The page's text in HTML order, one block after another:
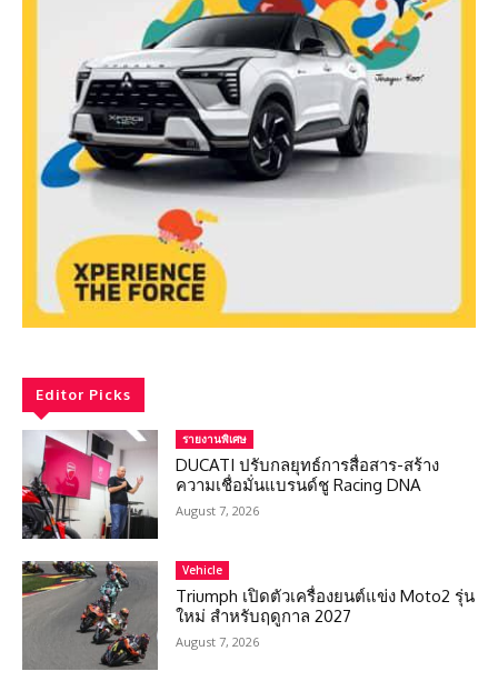
Editor Picks
รายงานพิเศษ
DUCATI ปรับกลยุทธ์การสื่อสาร-สร้าง
ความเชื่อมั่นแบรนด์ชู Racing DNA
August 7, 2026
Vehicle
Triumph เปิดตัวเครื่องยนต์แข่ง Moto2 รุ่น
ใหม่ สำหรับฤดูกาล 2027
August 7, 2026